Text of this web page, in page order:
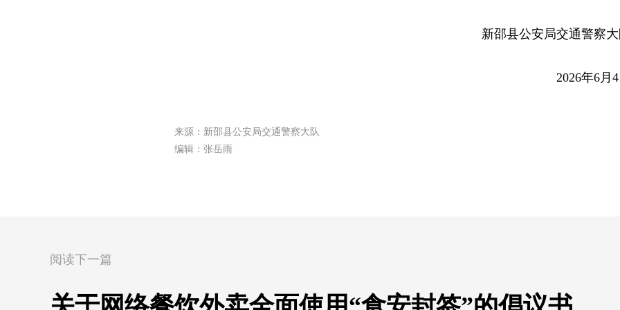
新邵县公安局交通警察
2026年6月
来源：新邵县公安局交通警察大队
编辑：张岳雨
阅读下一篇